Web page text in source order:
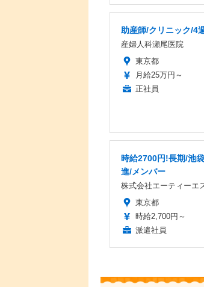
助産師/クリニック/4
産婦人科瀬尾医院
東京都
月給25万円～
正社員
時給2700円!長期/池
進/メンバー
株式会社エーティーエ
東京都
時給2,700円～
派遣社員